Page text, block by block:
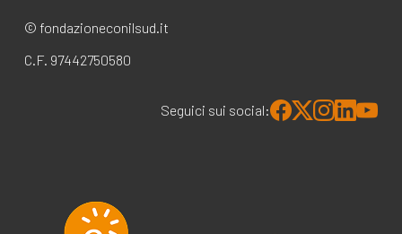
© fondazioneconilsud.it
C.F. 97442750580
Seguici sui social: